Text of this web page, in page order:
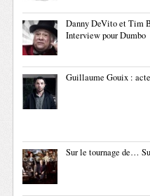
Danny DeVito et Tim
Interview pour Dumbo
Guillaume Gouix :
Sur le tournage de…